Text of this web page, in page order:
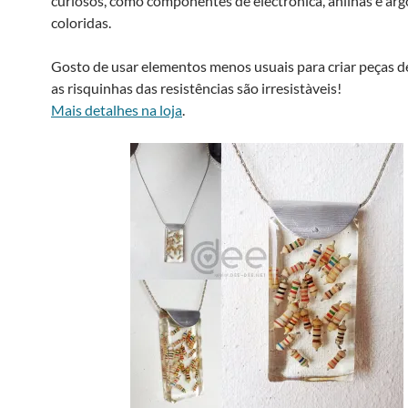
coloridas.
Gosto de usar elementos menos usuais para criar peças
as risquinhas das resistências são irresistà­veis!
Mais detalhes na loja.